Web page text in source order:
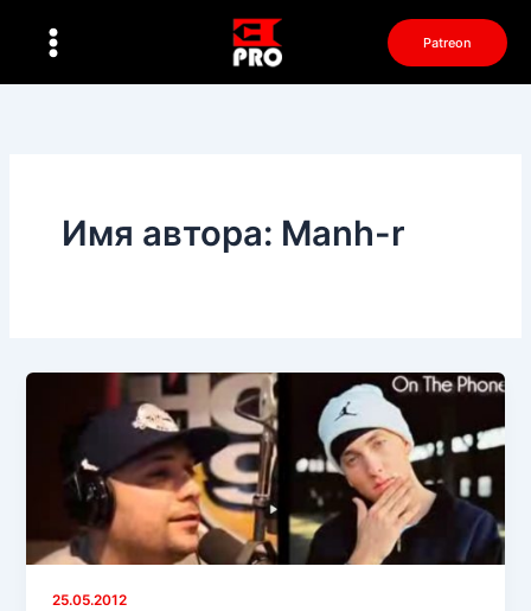
Patreon
Имя автора: Manh-r
25.05.2012